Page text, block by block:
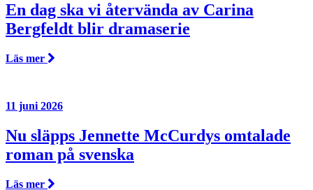
En dag ska vi återvända av Carina
Bergfeldt blir dramaserie
Läs mer
11 juni 2026
Nu släpps Jennette McCurdys omtalade
roman på svenska
Läs mer